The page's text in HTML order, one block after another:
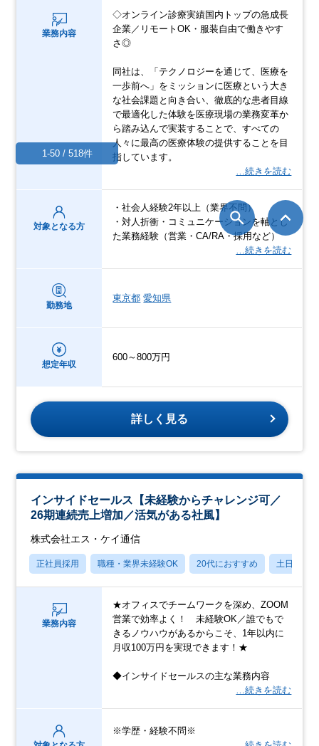
業務内容
◇オンライン診療実績国内トップの急成長
企業／リモートOK・服装自由で働きやす
さ◎
同社は、「テクノロジーを通じて、医療を
一歩前へ」をミッションに医療という大き
な社会課題と向き合い、徹底的な患者目線
で最適化した体験を医療現場の業務変革か
ら踏み込んで実装することで、すべての
人々に最高の医療体験の提供することを目
指しています。
…続きを読む
対象となる方
・社会人経験2年以上（業界不問）
・対人折衝・コミュニケーションを軸とし
た業務経験（営業・CA/RA・採用など）
…続きを読む
勤務地
東京都 愛知県
想定年収
600～800万円
詳しく見る
インサイドセールス【未経験からチャレンジ可／
26期連続売上増加／活気がある社風】
株式会社エス・ケイ通信
正社員採用 職種・業界未経験OK 20代におすすめ 土日祝休み
業務内容
★オフィスでチームワークを深め、ZOOM
営業で効率よく！ 未経験OK／誰でもで
きるノウハウがあるからこそ、1年以内に
月収100万円を実現できます！★
◆インサイドセールスの主な業務内容
…続きを読む
※学歴・経験不問※
1-50 / 518件